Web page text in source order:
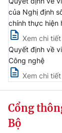
của Nghị định
chính thực hiện
Xem chi tiết
Quyết định về
Công nghệ
Xem chi tiết
Cổng
Bộ